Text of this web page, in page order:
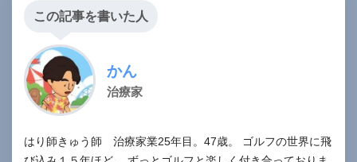
この記事を書いた人
かん
治療家
はり師きゅう師 治療家業25年目。47歳。 ゴルフの世界に飛